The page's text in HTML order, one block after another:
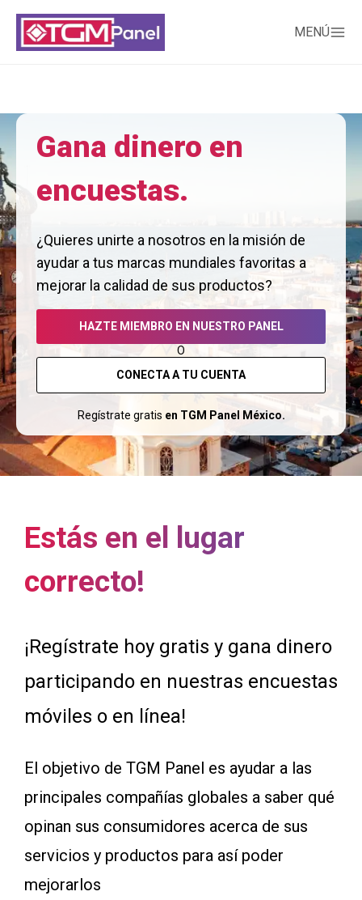
MENÚ
Gana dinero en
encuestas.
¿Quieres unirte a nosotros en la misión de
ayudar a tus marcas mundiales favoritas a
mejorar la calidad de sus productos?
HAZTE MIEMBRO EN NUESTRO PANEL
O
CONECTA A TU CUENTA
Regístrate gratis en TGM Panel México.
Estás en el lugar
correcto!
¡Regístrate hoy gratis y gana dinero
participando en nuestras encuestas
móviles o en línea!
El objetivo de TGM Panel es ayudar a las
principales compañías globales a saber qué
opinan sus consumidores acerca de sus
servicios y productos para así poder
mejorarlos